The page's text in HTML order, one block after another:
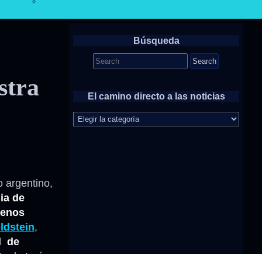
argentino,
de
,
de
Búsqueda
Search
for:
El camino directo a las noticias
El
camino